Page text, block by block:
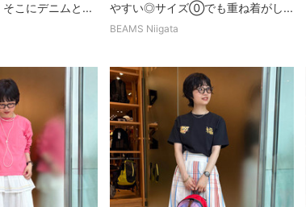
そこにデニムと...
やすい◎サイズ⓪でも重ね着がし...
BEAMS Niigata